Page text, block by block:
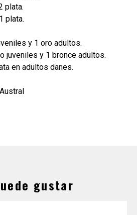
plata.
plata.
y 1 oro adultos.
juveniles y 1 bronce adultos.
en adultos danes.
gustar